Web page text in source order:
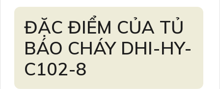
ĐẶC ĐIỂM CỦA TỦ
BÁO CHÁY DHI-HY-
C102-8